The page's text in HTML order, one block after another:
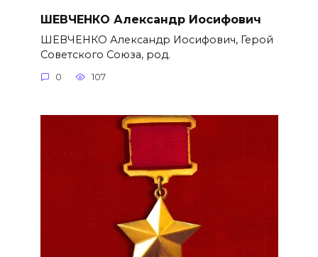
ШЕВЧЕНКО Александр Иосифович
ШЕВЧЕНКО Александр Иосифович, Герой
Советского Союза, род.
0 107